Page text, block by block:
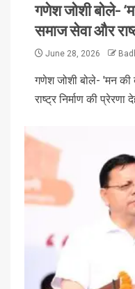
गणेश जोशी बोले-
समाज सेवा और
June 28, 2026
गणेश जोशी बोले- 'मन की
राष्ट्र निर्माण की